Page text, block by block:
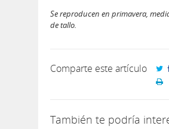
Se reproducen en primavera,
de tallo.
Comparte este artículo
También te podría